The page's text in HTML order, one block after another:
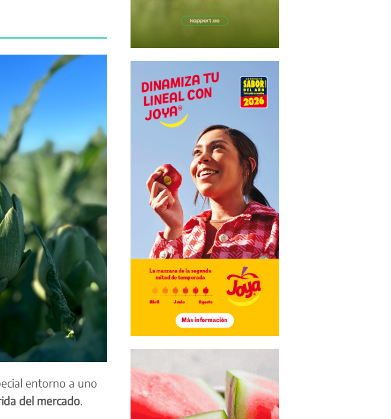
entorno a uno
del mercado.